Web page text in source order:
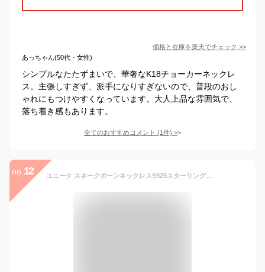
価格と在庫を楽天でチェック >>
あっちゃん(50代・女性)
シンプルなたたずまいで、華奢なK18チョーカーネックレ
ス。主張しすぎず、派手になりすぎないので、普段のおし
ゃれにもつけやすくなっています。大人上品な雰囲気で、
落ち着き感もあります。
全てのおすすめコメント (1件) >
no. 12 ユニーク スネークボーンネックレスS925スターリングシルバーメッキK18ゴールドネックレス女性スタックチョーカーバースデーガールズギフトチェーン